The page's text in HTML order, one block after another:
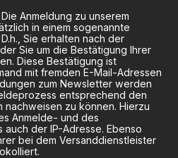
Anmeldung zu unserem
in einem sogenannte
Sie erhalten nach der
Sie um die Bestätigung Ihrer
Diese Bestätigung ist
mit fremden E-Mail-Adressen
zum Newsletter werden
entsprechend den
zu können. Hierzu
Anmelde- und des
der IP-Adresse. Ebenso
bei dem Versanddienstleister